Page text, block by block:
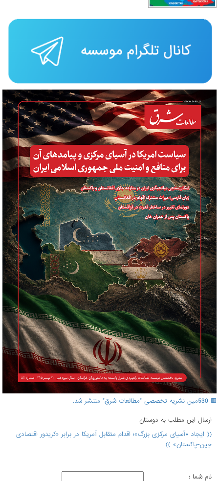
🟥 530مین نشریه تخصصی "مطالعات شرق" منتشر شد.
ارسال اين مطلب به دوستان
(( ایجاد «آسیای مرکزی بزرگ»؛ اقدام متقابل آمریکا در برابر «کریدور اقتصادی
چین-پاکستان» ))
نام شما :